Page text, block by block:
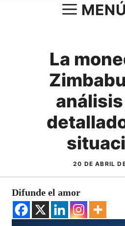
MENÚ
La
20 DE ABRIL
Difunde el amor